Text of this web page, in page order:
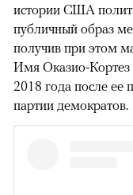
истории США
публичный образ
получив при этом
Имя Оказио-Кортез
2018 года после ее
партии демократов.